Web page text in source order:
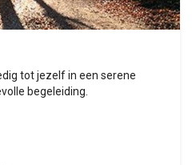
tot jezelf in een serene
begeleiding.